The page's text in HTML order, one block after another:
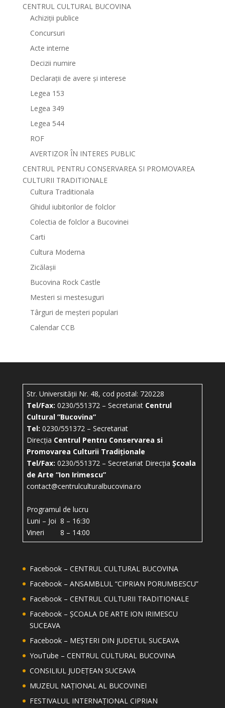
CENTRUL CULTURAL BUCOVINA
Achiziții publice
Concursuri
Acte interne
Decizii numire
Declarații de avere și interese
Legea 153
Legea 349
Legea 544
ROF
AVERTIZOR ÎN INTERES PUBLIC
CENTRUL PENTRU CONSERVAREA SI PROMOVAREA
CULTURII TRADITIONALE
Cultura Traditionala
Ghidul iubitorilor de folclor
Colectia de folclor a Bucovinei
Carti
Cultura Moderna
Zicălașii
Bucovina Rock Castle
Mesteri si mestesuguri
Târguri de meșteri populari
Calendar CCB
Str. Universității Nr. 48, cod postal: 720228
Tel/Fax: 0230/551372 – Secretariat Centrul
Cultural ”Bucovina”
Tel: 0230/551372 – Secretariat
Direcția Centrul Pentru Conservarea si
Promovarea Culturii Tradiționale
Tel/Fax: 0230/551372 – Secretariat Direcția Școala
de Arte “Ion Irimescu”
contact@centrulculturalbucovina.ro
Programul de lucru
Luni – Joi 8 – 16:30
Vineri 8 – 14:00
Facebook – CENTRUL CULTURAL BUCOVINA
Facebook – ANSAMBLUL “CIPRIAN PORUMBESCU”
Facebook – CENTRUL CULTURII TRADITIONALE
Facebook – ȘCOALA DE ARTE ION IRIMESCU
SUCEAVA
Facebook – MEȘTERI DIN JUDETUL SUCEAVA
YouTube – CENTRUL CULTURAL BUCOVINA
CONSILIUL JUDEȚEAN SUCEAVA
MUZEUL NAȚIONAL AL BUCOVINEI
FESTIVALUL INTERNAȚIONAL CIPRIAN